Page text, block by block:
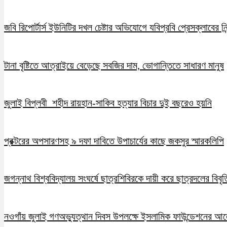
জবি রিপোর্টার্স ইউনিটির দখল চেষ্টার অভিযোগে যবিপ্রবি প্রেসক্লাবের
টানা বৃষ্টিতে আত্রাইয়ে বেড়েছে সবজির দাম, ভোগান্তিতে সাধারণ মানুষ
জুলাই বিপ্লবী শহীদ রায়হান-সাকিব হত্যার বিচার দুই বছরেও হয়নি
প্রক্টরের অপসারণসহ ৯ দফা দাবিতে উপাচার্যের কাছে জকসুর স্মারকলিপি
জগন্নাথ বিশ্ববিদ্যালয় সংঘর্ষে ছাত্রশিবিরকে দায়ী করে ছাত্রদলের
নওগাঁয় জুলাই গণঅভ্যুত্থান দিবস উপলক্ষে ইসলামিক ফাউন্ডেশনের